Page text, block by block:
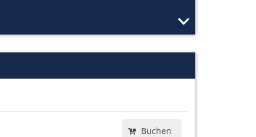
Buchen